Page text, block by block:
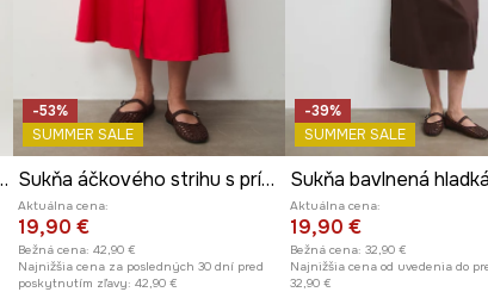
farba
-53%
SUMMER SALE
Sukňa áčkového strihu s prímesou ľanu s opaskom
Aktuálna cena:
19,90 €
Bežná cena: 42,90 €
Najnižšia cena za posledných 30 dní pred
poskytnutím zľavy: 42,90 €
-39%
SUMMER SALE
Sukňa bavlnená hladká
Aktuálna cena:
19,90 €
Bežná cena: 32,90 €
Najnižšia cena od uvedenia do
32,90 €